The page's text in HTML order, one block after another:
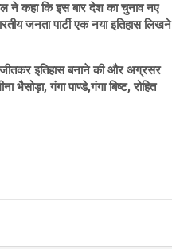
ने कहा कि इस बार देश का चुनाव नए
जनता पार्टी एक नया इतिहास लिखने
जीतकर इतिहास बनाने की और अग्रसर
भैसोड़ा, गंगा पाण्डे,गंगा बिष्ट, रोहित